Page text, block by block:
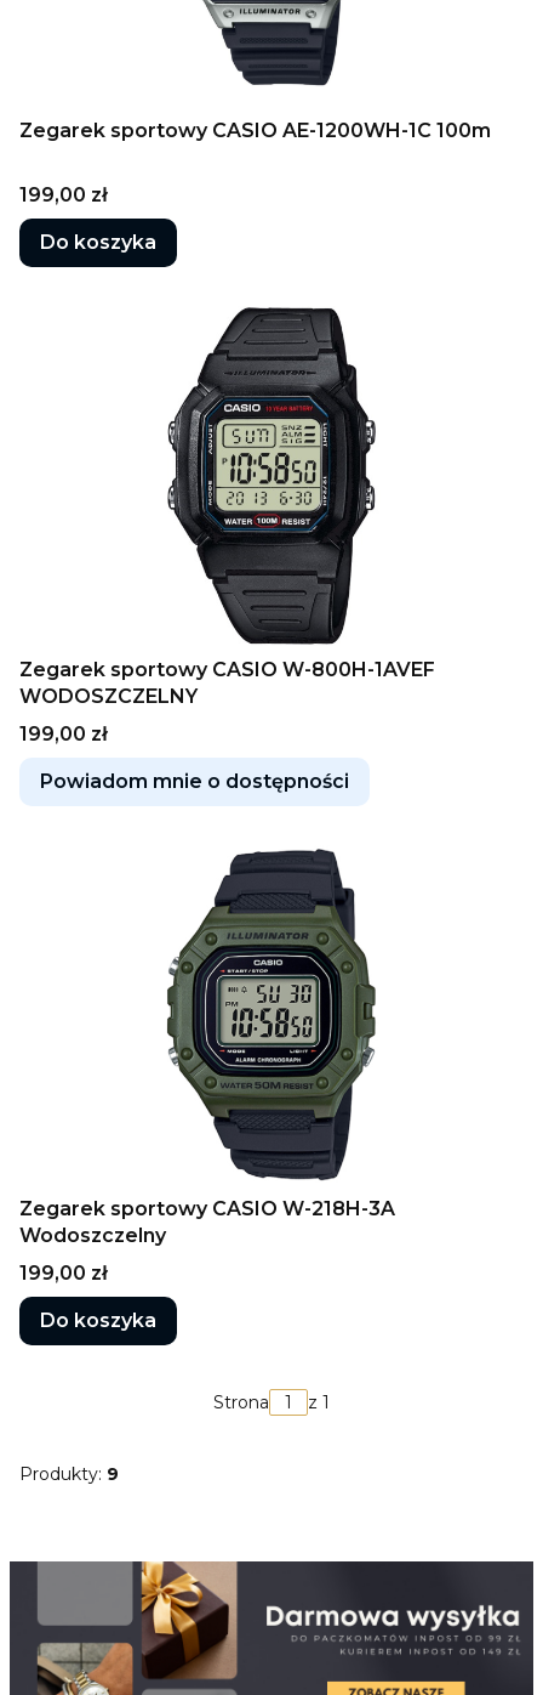
Zegarek sportowy CASIO AE-1200WH-1C 100m
Cena
199,00 zł
Do koszyka
Zegarek sportowy CASIO W-800H-1AVEF
WODOSZCZELNY
Cena
199,00 zł
Powiadom mnie o dostępności
Zegarek sportowy CASIO W-218H-3A
Wodoszczelny
Cena
199,00 zł
Do koszyka
Strona z 1
Produkty: 9